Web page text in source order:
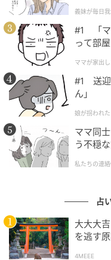
赤のグループ × ○
「自分を生きる、永遠
が】
義妹が毎日
#1 「マ
って部
ママが家出し
#1 送迎
ん」
娘が拐われた
ママ同
う不穏
私たちの連
占
大大大
を逃す
4MEEE